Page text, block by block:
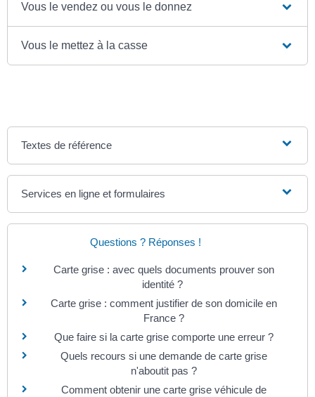
Vous le vendez ou vous le donnez
Vous le mettez à la casse
Textes de référence
Services en ligne et formulaires
Questions ? Réponses !
Carte grise : avec quels documents prouver son
identité ?
Carte grise : comment justifier de son domicile en
France ?
Que faire si la carte grise comporte une erreur ?
Quels recours si une demande de carte grise
n'aboutit pas ?
Comment obtenir une carte grise véhicule de